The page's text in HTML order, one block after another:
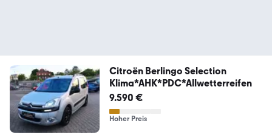
Citroën Berlingo Selection
Klima*AHK*PDC*Allwetterreifen
9.590 €
Hoher Preis